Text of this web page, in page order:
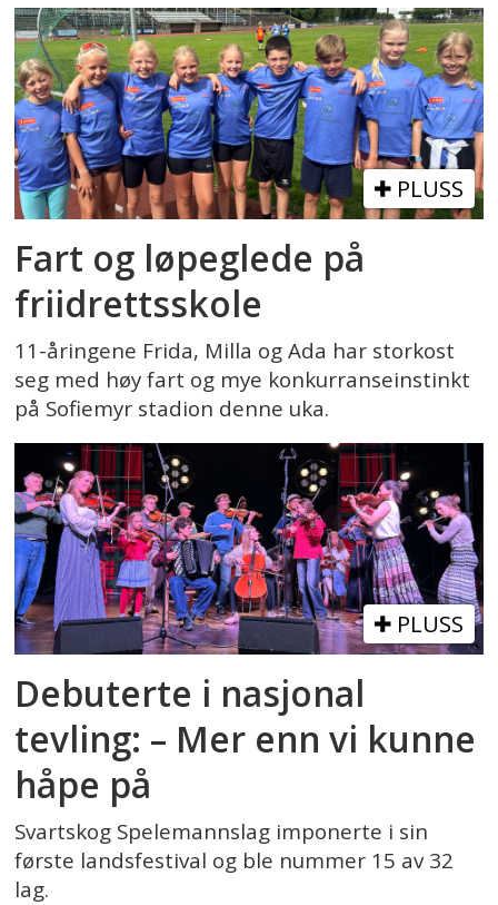
PLUSS
Fart og løpeglede på
friidrettsskole
11-åringene Frida, Milla og Ada har storkost
seg med høy fart og mye konkurranseinstinkt
på Sofiemyr stadion denne uka.
PLUSS
Debuterte i nasjonal
tevling: – Mer enn vi kunne
håpe på
Svartskog Spelemannslag imponerte i sin
første landsfestival og ble nummer 15 av 32
lag.